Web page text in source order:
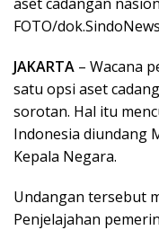
FOTO/dok.SindoNews
JAKARTA – Wacana
satu opsi aset
sorotan. Hal itu
Indonesia diundang
Kepala Negara.
Undangan tersebut
Penjelajahan